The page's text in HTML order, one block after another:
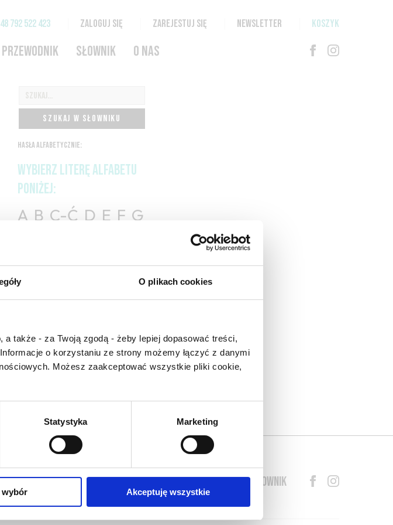
O plikach cookies
a także - za Twoją zgodą - żeby lepiej dopasować treści,
o korzystaniu ze strony możemy łączyć z danymi
Możesz zaakceptować wszystkie pliki cookie,
Statystyka Marketing
wybór Akceptuję wszystkie
792 522 423 ZALOGUJ SIĘ ZAREJESTUJ SIĘ NEWSLETTER KOSZYK
PRZEWODNIK SŁOWNIK O NAS
SZUKAJ W SŁOWNIKU
HASŁA ALFABETYCZNIE:
WYBIERZ LITERĘ ALFABETU
PONIŻEJ:
A B C-Ć D E F G
U
Z-Ź-Ż
słownika nowych haseł.
Jeśli jakis termin stwarza
Państwu szczególny
słowniku -proszę nas o
OFERTA ONLINE PRODUCENCI BLOG PRZEWODNIK SŁOWNIK